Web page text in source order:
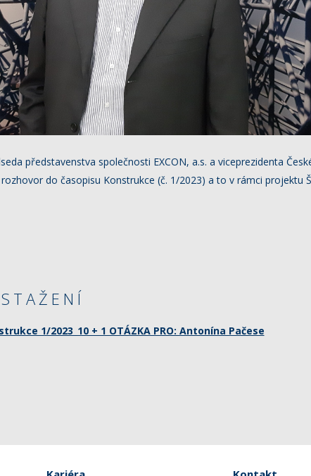
představenstva společnosti EXCON, a.s. a viceprezidenta
do časopisu Konstrukce (č. 1/2023) a to v rámci projektu
1/2023_10 + 1 OTÁZKA PRO: Antonína Pačese